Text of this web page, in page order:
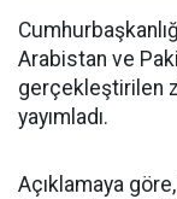
Arabistan ve
gerçekleştirilen
yayımladı.
Açıklamaya